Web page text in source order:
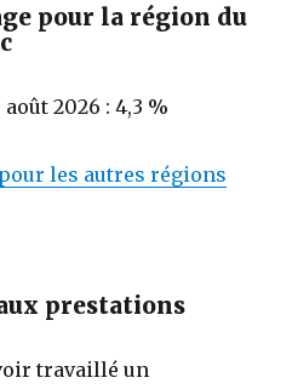
pour la région du
2026 : 4,3 %
les autres régions
prestations
travaillé un